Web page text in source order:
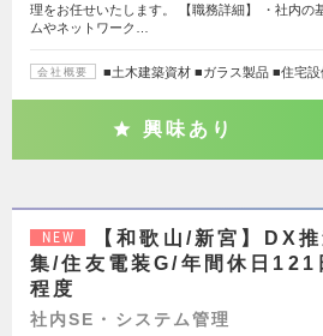
理をお任せいたします。 【職務詳細】 ・社内の
ムやネットワーク…
会社概要 ■土木建築資材 ■ガラス製品 ■住宅
興味あり
NEW
【和歌山/新宮】DX
集/住友電装G/年間休日121
程度
社内SE・システム管理